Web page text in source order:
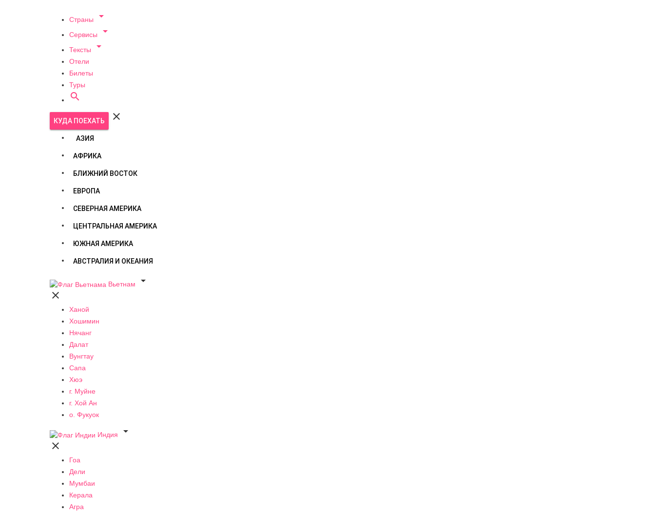
Страны 
Сервисы 
Тексты 
Отели
Билеты
Туры

КУДА ПОЕХАТЬ 
АЗИЯ
АФРИКА
БЛИЖНИЙ ВОСТОК
ЕВРОПА
СЕВЕРНАЯ АМЕРИКА
ЦЕНТРАЛЬНАЯ АМЕРИКА
ЮЖНАЯ АМЕРИКА
АВСТРАЛИЯ И ОКЕАНИЯ
Вьетнам


Ханой
Хошимин
Нячанг
Далат
Вунгтау
Сапа
Хюэ
г. Муйне
г. Хой Ан
о. Фукуок
Индия


Гоа
Дели
Мумбаи
Керала
Агра